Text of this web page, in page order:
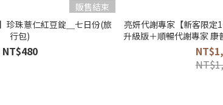
販售結束
珍珠薏仁紅豆錠＿七日份(旅
行包)
NT$480
亮妍代謝專家【新客限定
升級版＋順暢代謝專家 康